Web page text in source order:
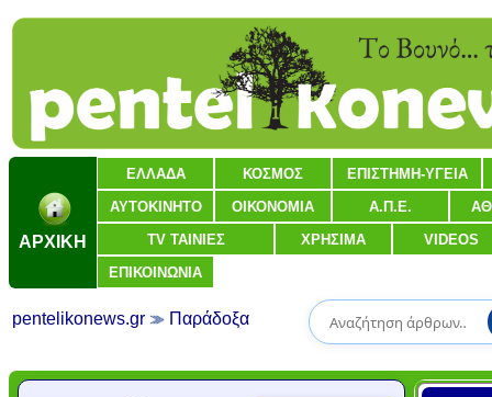
ΑΡΧΙΚΗ
ΕΛΛΑΔΑ ΚΟΣΜΟΣ ΕΠΙΣΤΗΜΗ-ΥΓΕΙΑ
ΑΥΤΟΚΙΝΗΤΟ ΟΙΚΟΝΟΜΙΑ Α.Π.Ε.
TV ΤΑΙΝΙΕΣ ΧΡΗΣΙΜΑ VIDEOS
ΕΠΙΚΟΙΝΩΝΙΑ
pentelikonews.gr Παράδοξα